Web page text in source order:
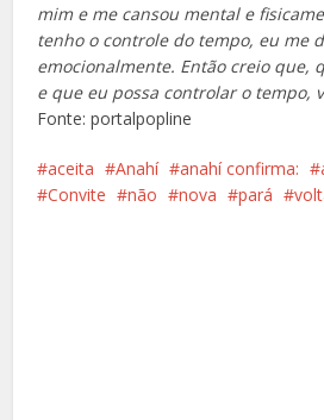
mim e me cansou mental e
tenho o controle do tempo, eu me
emocionalmente. Então creio que,
e que eu possa controlar o tempo,
Fonte: portalpopline
aceita Anahí anahí confirma:
Convite
não nova pará